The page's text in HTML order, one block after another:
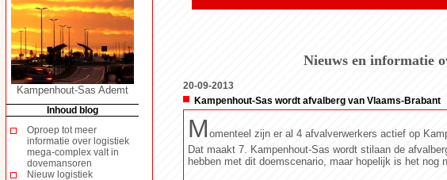
Kampenhout-Sas Ademt
Inhoud blog
Oproep tot meer
informatie over logistiek
mega-complex valt in
dovemansoren
Nieuw logistiek
Nieuws en informatie
20-09-2013
Kampenhout-Sas wordt afvalberg van Vlaams-Brabant
M omenteel zijn er al 4 afvalverwerkers actief op
Dat maakt 7. Kampenhout-Sas wordt stilaan de
hebben met dit doemscenario, maar hopelijk is het nog